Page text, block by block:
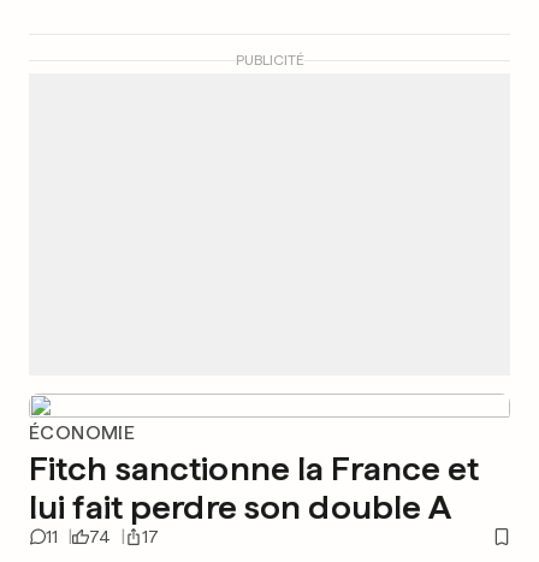
PUBLICITÉ
ÉCONOMIE
Fitch sanctionne la France et
lui fait perdre son double A
11 74 17